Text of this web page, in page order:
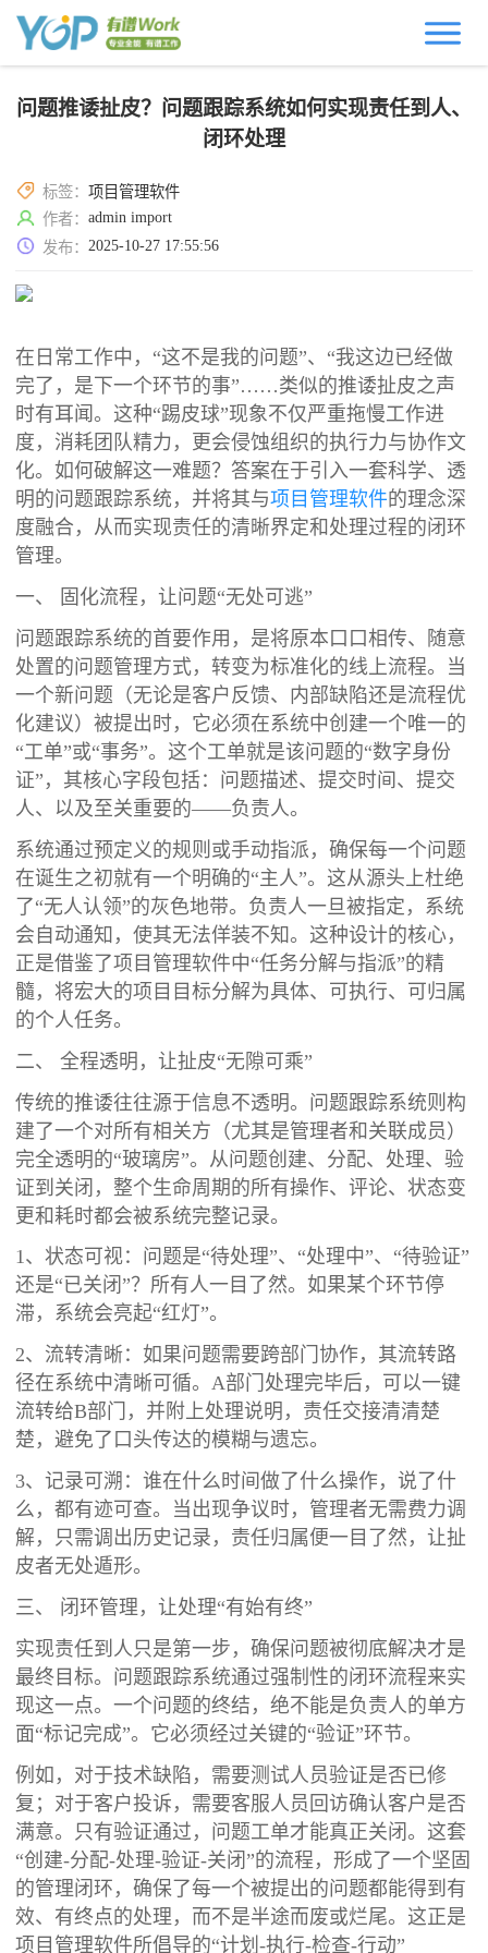
问题推诿扯皮？问题跟踪系统如何实现责任到人、
闭环处理
标签：项目管理软件
作者：admin import
发布：2025-10-27 17:55:56
在日常工作中，“这不是我的问题”、“我这边已经做
完了，是下一个环节的事”……类似的推诿扯皮之声
时有耳闻。这种“踢皮球”现象不仅严重拖慢工作进
度，消耗团队精力，更会侵蚀组织的执行力与协作文
化。如何破解这一难题？答案在于引入一套科学、透
明的问题跟踪系统，并将其与项目管理软件的理念深
度融合，从而实现责任的清晰界定和处理过程的闭环
管理。
一、 固化流程，让问题“无处可逃”
问题跟踪系统的首要作用，是将原本口口相传、随意
处置的问题管理方式，转变为标准化的线上流程。当
一个新问题（无论是客户反馈、内部缺陷还是流程优
化建议）被提出时，它必须在系统中创建一个唯一的
“工单”或“事务”。这个工单就是该问题的“数字身份
证”，其核心字段包括：问题描述、提交时间、提交
人、以及至关重要的——负责人。
系统通过预定义的规则或手动指派，确保每一个问题
在诞生之初就有一个明确的“主人”。这从源头上杜绝
了“无人认领”的灰色地带。负责人一旦被指定，系统
会自动通知，使其无法佯装不知。这种设计的核心，
正是借鉴了项目管理软件中“任务分解与指派”的精
髓，将宏大的项目目标分解为具体、可执行、可归属
的个人任务。
二、 全程透明，让扯皮“无隙可乘”
传统的推诿往往源于信息不透明。问题跟踪系统则构
建了一个对所有相关方（尤其是管理者和关联成员）
完全透明的“玻璃房”。从问题创建、分配、处理、验
证到关闭，整个生命周期的所有操作、评论、状态变
更和耗时都会被系统完整记录。
1、状态可视：问题是“待处理”、“处理中”、“待验证”
还是“已关闭”？所有人一目了然。如果某个环节停
滞，系统会亮起“红灯”。
2、流转清晰：如果问题需要跨部门协作，其流转路
径在系统中清晰可循。A部门处理完毕后，可以一键
流转给B部门，并附上处理说明，责任交接清清楚
楚，避免了口头传达的模糊与遗忘。
3、记录可溯：谁在什么时间做了什么操作，说了什
么，都有迹可查。当出现争议时，管理者无需费力调
解，只需调出历史记录，责任归属便一目了然，让扯
皮者无处遁形。
三、 闭环管理，让处理“有始有终”
实现责任到人只是第一步，确保问题被彻底解决才是
最终目标。问题跟踪系统通过强制性的闭环流程来实
现这一点。一个问题的终结，绝不能是负责人的单方
面“标记完成”。它必须经过关键的“验证”环节。
例如，对于技术缺陷，需要测试人员验证是否已修
复；对于客户投诉，需要客服人员回访确认客户是否
满意。只有验证通过，问题工单才能真正关闭。这套
“创建-分配-处理-验证-关闭”的流程，形成了一个坚固
的管理闭环，确保了每一个被提出的问题都能得到有
效、有终点的处理，而不是半途而废或烂尾。这正是
项目管理软件所倡导的“计划-执行-检查-行动”